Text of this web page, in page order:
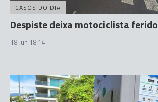
CASOS DO DIA
Despiste deixa motociclista ferido
18 Jun 18:14